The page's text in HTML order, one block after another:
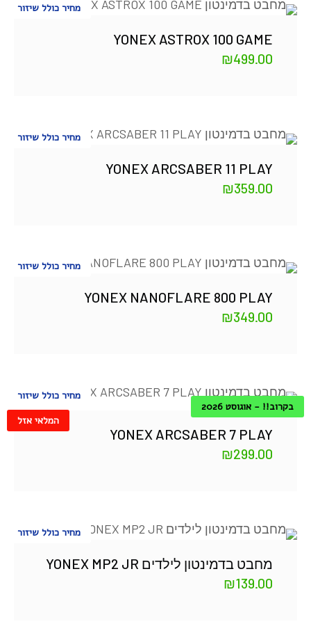
מחיר כולל שיזור
YONEX ASTROX 100 GAME
₪499.00
מחיר כולל שיזור
YONEX ARCSABER 11 PLAY
₪359.00
מחיר כולל שיזור
YONEX NANOFLARE 800 PLAY
₪349.00
מחיר כולל שיזור
המלאי אזל
בקרוב!! - אוגוסט 2026
YONEX ARCSABER 7 PLAY
₪299.00
מחיר כולל שיזור
מחבט בדמינטון לילדים YONEX MP2 JR
₪139.00